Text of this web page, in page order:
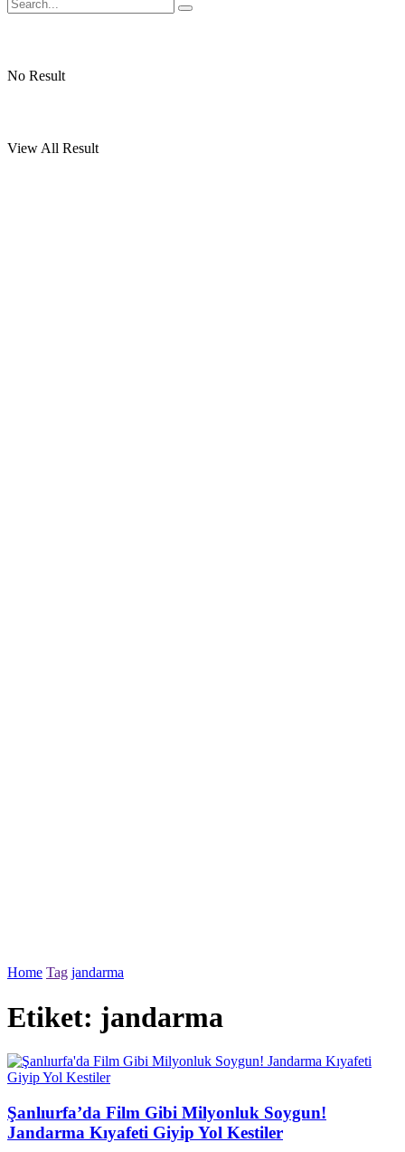
No Result
View All Result
Home Tag jandarma
Etiket: jandarma
Şanlıurfa’da Film Gibi Milyonluk Soygun!
Jandarma Kıyafeti Giyip Yol Kestiler